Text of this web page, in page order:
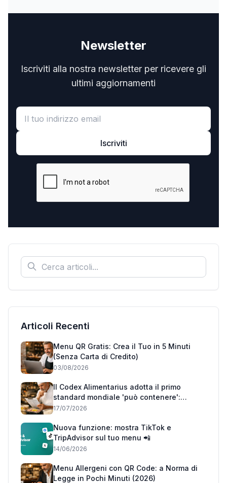
Newsletter
Iscriviti alla nostra newsletter per ricevere gli
ultimi aggiornamenti
Iscriviti
Articoli Recenti
Menu QR Gratis: Crea il Tuo in 5 Minuti
(Senza Carta di Credito)
03/08/2026
Il Codex Alimentarius adotta il primo
standard mondiale 'può contenere':
cosa cambia per i ristoranti italiani
17/07/2026
Nuova funzione: mostra TikTok e
TripAdvisor sul tuo menu 📲
14/06/2026
Menu Allergeni con QR Code: a Norma di
Legge in Pochi Minuti (2026)